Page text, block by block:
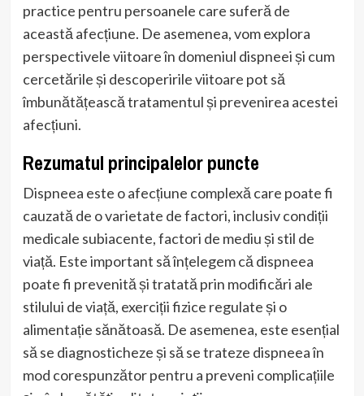
practice pentru persoanele care suferă de
această afecțiune. De asemenea, vom explora
perspectivele viitoare în domeniul dispneei și cum
cercetările și descoperirile viitoare pot să
îmbunătățească tratamentul și prevenirea acestei
afecțiuni.
Rezumatul principalelor puncte
Dispneea este o afecțiune complexă care poate fi
cauzată de o varietate de factori, inclusiv condiții
medicale subiacente, factori de mediu și stil de
viață. Este important să înțelegem că dispneea
poate fi prevenită și tratată prin modificări ale
stilului de viață, exerciții fizice regulate și o
alimentație sănătoasă. De asemenea, este esențial
să se diagnosticheze și să se trateze dispneea în
mod corespunzător pentru a preveni complicațiile